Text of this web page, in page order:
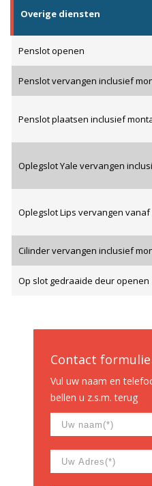
Overige diensten
Penslot openen
Penslot vervangen inclusief
Penslot plaatsen inclusief
Oplegslot Yale vervangen
Oplegslot Lips vervangen vanaf
Cilinder vervangen inclusief
Op slot gedraaide deur openen
Contact
Vul uw naam en
bellen u z.s.m. terug